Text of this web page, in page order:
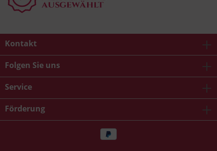
Kontakt
Folgen Sie uns
Service
Förderung